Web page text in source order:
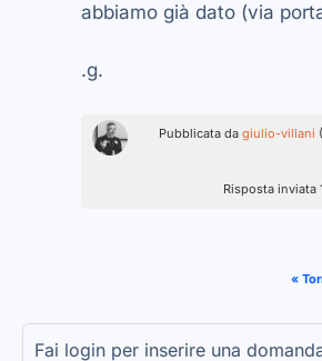
abbiamo già dato (via
.g.
Pubblicata da giulio-villani
Risposta inviata
«
Fai login per inserire una